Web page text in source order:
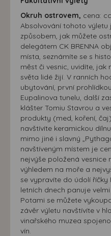
Okruh ostrovem, cena:
Absolvování tohoto výletu
způsobem, jak můžete
delegátem CK BRENNA
místa, seznámíte se s
měst či vesnic, uvidíte,
světa lidé žijí. V ranních
ubytování, první
Eupalinova tunelu, další
klášter Tomiu Stavrou a
produkty (med, koření,
navštívíte keramickou
mimo jiné i slavný
navštíveným místem je
nejvýše položená vesnice
výhledem na moře a
se vypravíte do údolí říčky
letních dnech panuje
Potami se můžete
závěr výletu navštívíte v
vinařského muzea
vín.
možná bezprostřední
souhlasu, nedojde k
přizpůsobených Vašim